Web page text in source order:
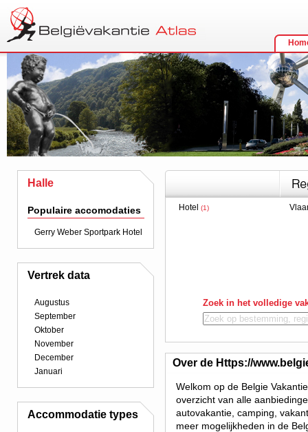
Halle
Populaire accomodaties
Gerry Weber Sportpark Hotel
Vertrek data
Augustus
September
Oktober
November
December
Januari
Accommodatie types
Hotel (1)
Zoek in het volledige
Over de Https://
Welkom op de Belgie
overzicht van alle
autovakantie, camping,
meer mogelijkheden in de